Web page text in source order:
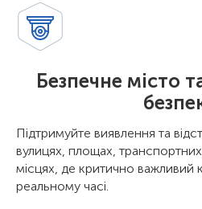
Безпечне місто
Підтримуйте виявлення та
вулицях, площах,
місцях, де критично важливий
реальному часі.